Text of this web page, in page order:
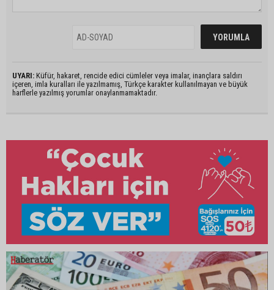
UYARI: Küfür, hakaret, rencide edici cümleler veya imalar, inançlara saldırı
içeren, imla kuralları ile yazılmamış, Türkçe karakter kullanılmayan ve büyük
harflerle yazılmış yorumlar onaylanmamaktadır.